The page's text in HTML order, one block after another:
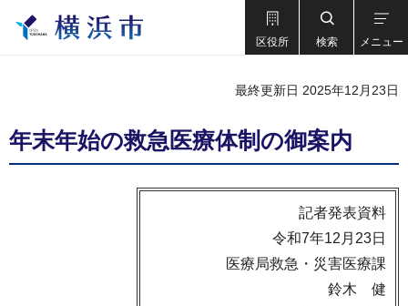
区役所 検索 メニュー
最終更新日 2025年12月23日
年末年始の救急医療体制の御案内
記者発表資料
令和7年12月23日
医療局救急・災害医療課
鈴木 健